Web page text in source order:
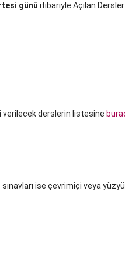
günü itibariyle Açılan
verilecek derslerin listesine
ise çevrimiçi veya